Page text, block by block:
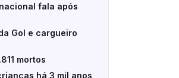
fala após
Gol e cargueiro
mortos
há 3 mil anos